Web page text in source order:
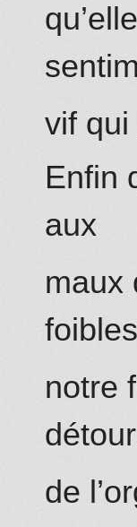
vif
Enfin
aux
maux
notre
de